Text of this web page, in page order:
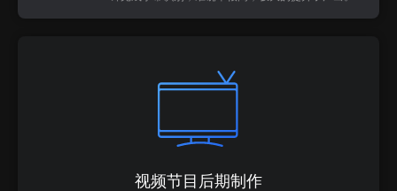
视频节目后期制作